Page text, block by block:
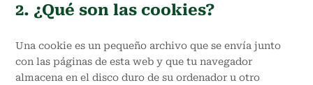
2. ¿Qué son las cookies?
Una cookie es un pequeño archivo que se envía junto
con las páginas de esta web y que tu navegador
almacena en el disco duro de su ordenador u otro